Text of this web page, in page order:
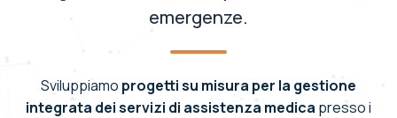
emergenze.
Sviluppiamo progetti su misura per la gestione
integrata dei servizi di assistenza medica presso i